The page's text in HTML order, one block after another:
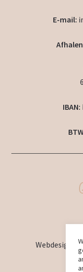
E-mail:
IBAN:
Webdesign